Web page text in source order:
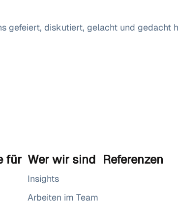
gefeiert, diskutiert, gelacht und gedacht
für Wer wir sind
Insights
Arbeiten im Team
Referenzen